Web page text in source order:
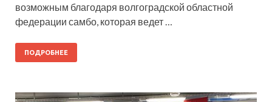
возможным благодаря волгоградской областной
федерации самбо, которая ведет …
ПОДРОБНЕЕ